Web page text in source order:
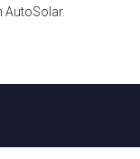
AutoSolar.